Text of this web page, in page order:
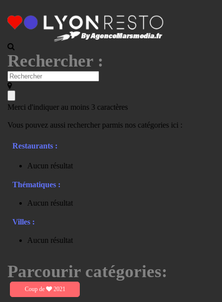
Rechercher :
Merci d'indiquer au moins 3 caractères
Vous pouvez aussi rechercher parmis nos catégories ici :
Restaurants :
Aucun résultat
Thématiques :
Aucun résultat
Villes :
Aucun résultat
Parcourir catégories:
Coup de 2021